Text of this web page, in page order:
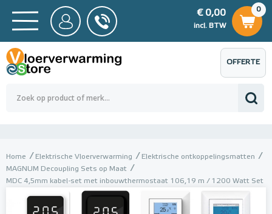
BTW
0,00
0
€ 0,00
incl. BTW
€ 0,00
OFFERTE
AANVRAGEN
Home Elektrische Vloerverwarming
Elektrische ontkoppelingsmatten
MAGNUM Decoupling Sets op Maat
MDC 4,5mm kabel-set met inbouwthermostaat 106,19 m / 1200 Watt Set
met inbouwthermostaat